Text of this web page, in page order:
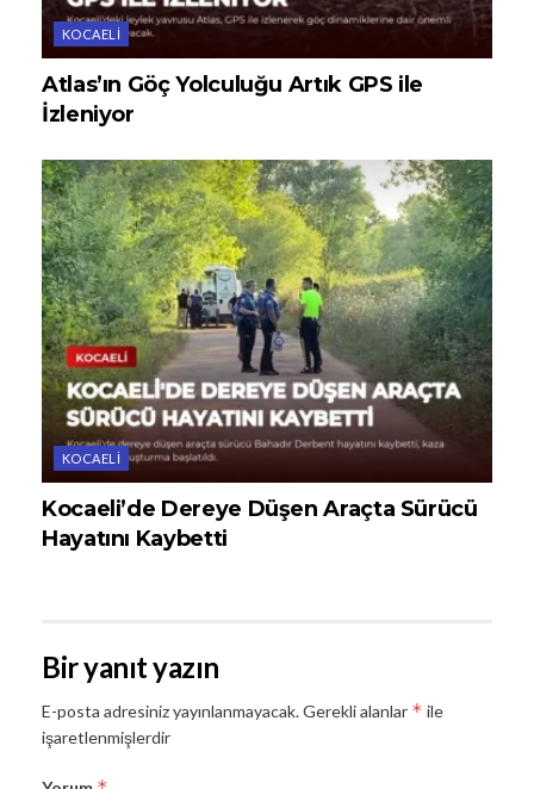
KOCAELI
Atlas’ın Göç Yolculuğu Artık GPS ile
İzleniyor
KOCAELI
Kocaeli’de Dereye Düşen Araçta Sürücü
Hayatını Kaybetti
Bir yanıt yazın
E-posta adresiniz yayınlanmayacak.Gerekli alanlar * ile
işaretlenmişlerdir